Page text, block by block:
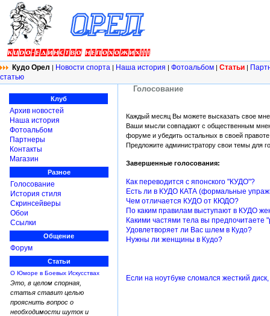
Кудо Орел | Новости спорта | Наша история | Фотоальбом | Статьи |
статью
Клуб
Архив новостей
Наша история
Фотоальбом
Партнеры
Контакты
Магазин
Разное
Голосование
История стиля
Скринсейверы
Обои
Ссылки
Общение
Форум
Статьи
О Юморе в Боевых Искусствах
Это, в целом спорная,
статья ставит целью
прояснить вопрос о
необходимости шуток и
Голосование
Каждый месяц Вы можете высказать свое
Ваши мысли совпадают с общественным
форуме и убедить остальных в своей
Предложите администратору свои темы для
Завершенные голосования:
Как переводится с японского "КУДО"?
Есть ли в КУДО КАТА (формальные
Чем отличается КУДО от КЮДО?
По каким правилам выступают в КУДО
Какими частями тела вы предпочитаете
Удовлетворяет ли Вас шлем в Кудо?
Нужны ли женщины в Кудо?
Если на ноутбуке сломался жесткий